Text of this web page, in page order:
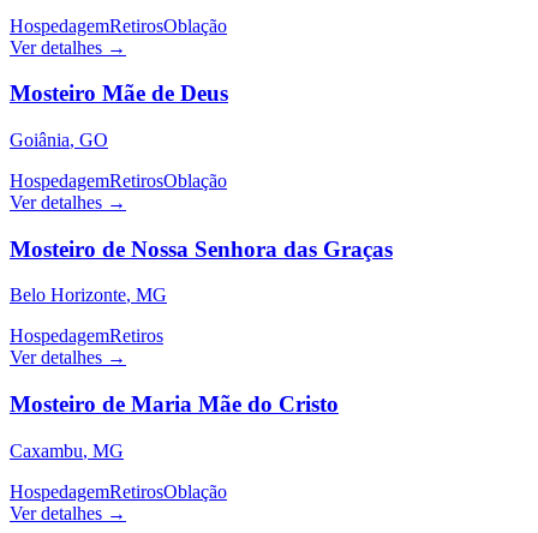
HospedagemRetirosOblação
Ver detalhes →
Mosteiro Mãe de Deus
Goiânia, GO
HospedagemRetirosOblação
Ver detalhes →
Mosteiro de Nossa Senhora das Graças
Belo Horizonte, MG
HospedagemRetiros
Ver detalhes →
Mosteiro de Maria Mãe do Cristo
Caxambu, MG
HospedagemRetirosOblação
Ver detalhes →